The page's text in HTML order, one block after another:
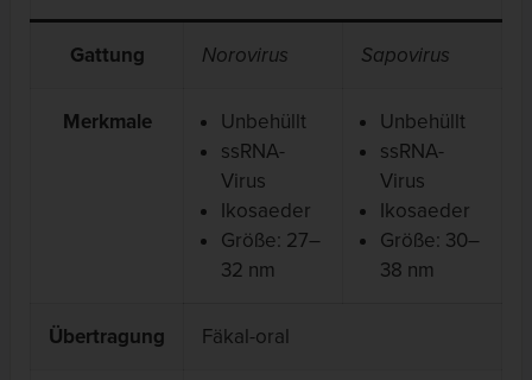
Gattung Norovirus Sapovirus
Merkmale
Unbehüllt
ssRNA-
Virus
Ikosaeder
Größe: 27–
32 nm
Unbehüllt
ssRNA-
Virus
Ikosaeder
Größe: 30–
38 nm
Übertragung Fäkal-oral